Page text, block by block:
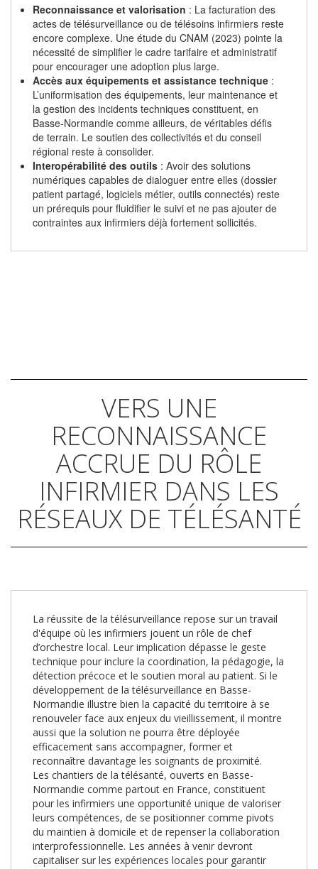
Reconnaissance et valorisation : La facturation des
actes de télésurveillance ou de télésoins infirmiers reste
encore complexe. Une étude du CNAM (2023) pointe la
nécessité de simplifier le cadre tarifaire et administratif
pour encourager une adoption plus large.
Accès aux équipements et assistance technique :
L’uniformisation des équipements, leur maintenance et
la gestion des incidents techniques constituent, en
Basse-Normandie comme ailleurs, de véritables défis
de terrain. Le soutien des collectivités et du conseil
régional reste à consolider.
Interopérabilité des outils : Avoir des solutions
numériques capables de dialoguer entre elles (dossier
patient partagé, logiciels métier, outils connectés) reste
un prérequis pour fluidifier le suivi et ne pas ajouter de
contraintes aux infirmiers déjà fortement sollicités.
VERS UNE
RECONNAISSANCE
ACCRUE DU RÔLE
INFIRMIER DANS LES
RÉSEAUX DE TÉLÉSANTÉ
La réussite de la télésurveillance repose sur un travail
d'équipe où les infirmiers jouent un rôle de chef
d’orchestre local. Leur implication dépasse le geste
technique pour inclure la coordination, la pédagogie, la
détection précoce et le soutien moral au patient. Si le
développement de la télésurveillance en Basse-
Normandie illustre bien la capacité du territoire à se
renouveler face aux enjeux du vieillissement, il montre
aussi que la solution ne pourra être déployée
efficacement sans accompagner, former et
reconnaître davantage les soignants de proximité.
Les chantiers de la télésanté, ouverts en Basse-
Normandie comme partout en France, constituent
pour les infirmiers une opportunité unique de valoriser
leurs compétences, de se positionner comme pivots
du maintien à domicile et de repenser la collaboration
interprofessionnelle. Les années à venir devront
capitaliser sur les expériences locales pour garantir